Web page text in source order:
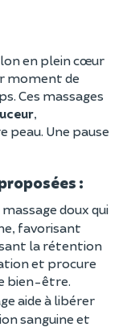
en plein cœur
moment de
Ces massages
,
peau. Une pause
:
doux qui
favorisant
la rétention
et procure
bien-être.
aide à libérer
sanguine et